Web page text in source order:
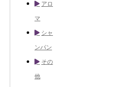
アロ
マ
シャ
ンパン
その
他